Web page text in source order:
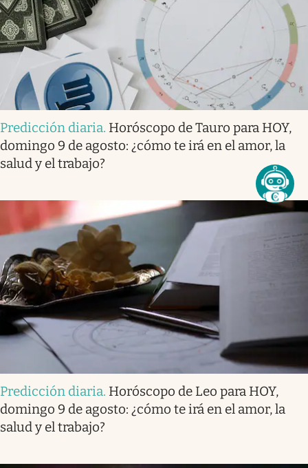
Predicción diaria. Horóscopo de Tauro para HOY,
domingo 9 de agosto: ¿cómo te irá en el amor, la
salud y el trabajo?
Predicción diaria. Horóscopo de Leo para HOY,
domingo 9 de agosto: ¿cómo te irá en el amor, la
salud y el trabajo?